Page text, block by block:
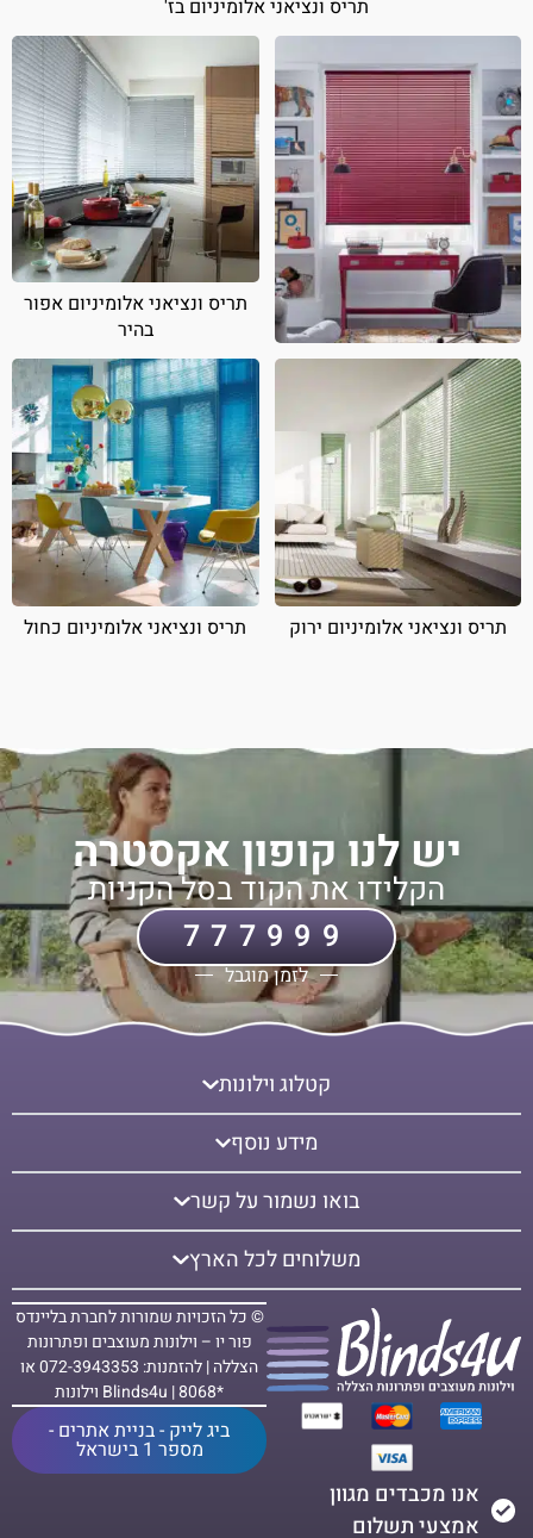
תריס ונציאני אלומיניום בז'
תריס ונציאני אלומיניום אדום
תריס ונציאני אלומיניום אפור
בהיר
תריס ונציאני אלומיניום ירוק תריס ונציאני אלומיניום כחול
יש לנו קופון אקסטרה
הקלידו את הקוד בסל הקניות
777999
לזמן מוגבל
אנו מכבדים מגוון
אמצעי תשלום
© כל הזכויות שמורות לחברת בליינדס
פור יו – וילונות מעוצבים ופתרונות
הצללה | להזמנות: 072-3943353 או
*8068 | Blinds4u וילונות
ביג לייק - בניית אתרים -
מספר 1 בישראל
קטלוג וילונות
מידע נוסף
בואו נשמור על קשר
משלוחים לכל הארץ